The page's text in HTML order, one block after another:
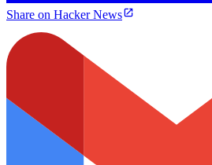
Share on Hacker News